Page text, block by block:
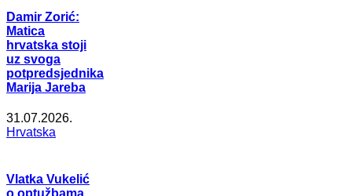
Damir Zorić:
Matica
hrvatska stoji
uz svoga
potpredsjednika
Marija Jareba
31.07.2026.
Hrvatska
Vlatka Vukelić